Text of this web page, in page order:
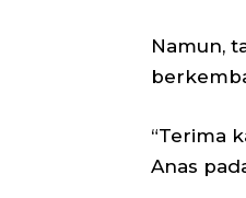
Namun,
“Terima
Anas